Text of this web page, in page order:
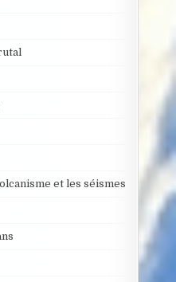
et les séismes